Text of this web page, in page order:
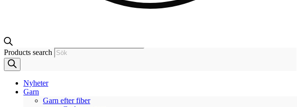
Products search
Nyheter
Garn
Garn efter fiber